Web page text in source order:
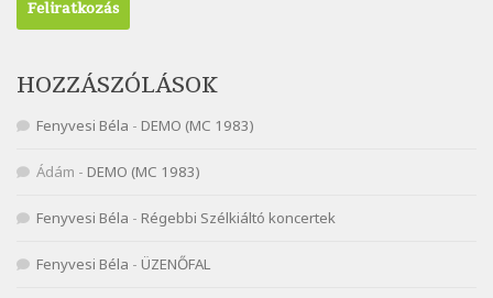
Nagy Bandó András: Ülj le csak egyszer
Nagy Bandó András: Vakondok
Nagy Bandó András: Vizilóblues
Szélkiáltó
Szélkiáltó
Népköltés: Most érkeztünk
Szélkiáltó
HOZZÁSZÓLÁSOK
Fenyvesi Béla - DEMO (MC 1983)
Ádám - DEMO (MC 1983)
Fenyvesi Béla - Régebbi Szélkiáltó koncertek
Fenyvesi Béla - ÜZENŐFAL